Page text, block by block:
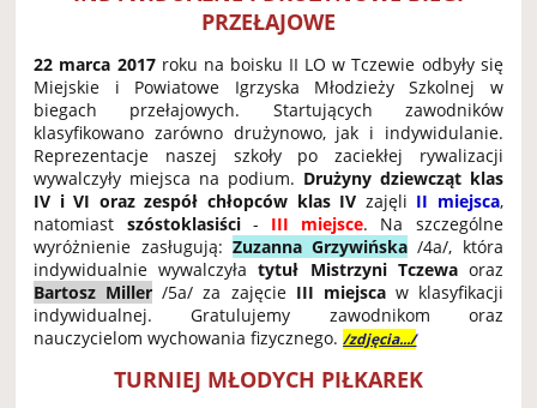
PRZEŁAJOWE
22 marca 2017 roku na boisku II LO w Tczewie odbyły się
Miejskie i Powiatowe Igrzyska Młodzieży Szkolnej w
biegach przełajowych. Startujących zawodników
klasyfikowano zarówno drużynowo, jak i indywidulanie.
Reprezentacje naszej szkoły po zaciekłej rywalizacji
wywalczyły miejsca na podium. Drużyny dziewcząt klas
IV i VI oraz zespół chłopców klas IV zajęli II miejsca,
natomiast szóstoklasiści- III miejsce. Na szczególne
wyróżnienie zasługują: Zuzanna Grzywińska /4a/, która
indywidualnie wywalczyłatytuł Mistrzyni Tczewaoraz
Bartosz Miller /5a/ za zajęcie III miejscaw klasyfikacji
indywidualnej. Gratulujemy zawodnikom oraz
nauczycielom wychowania fizycznego. /zdjęcia.../
TURNIEJ MŁODYCH PIŁKAREK